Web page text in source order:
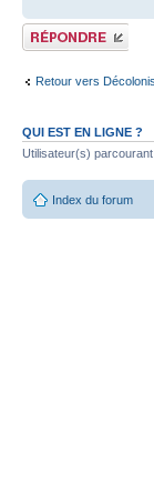
Publier une
réponse
Retour vers
QUI EST EN LIGNE ?
Utilisateur(s)
Index du forum